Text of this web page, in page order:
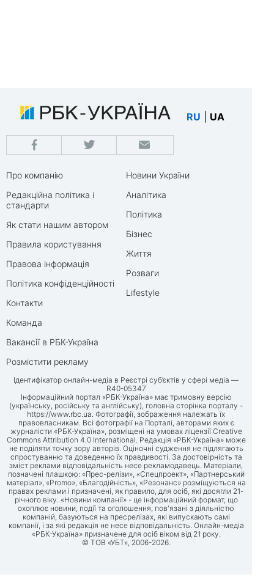
RU UA
Про компанію
Редакційна політика і
стандарти
Як стати нашим автором
Правила користування
Правова інформація
Політика конфіденційності
Контакти
Команда
Вакансії в РБК-Україна
Розмістити рекламу
Новини України
Аналітика
Політика
Бізнес
Життя
Розваги
Lifestyle
Ідентифікатор онлайн-медіа в Реєстрі суб’єктів у сфері медіа —
R40-05347
Інформаційний портал «РБК-Україна» має тримовну версію
(українську, російську та англійську), головна сторінка порталу -
https://www.rbc.ua. Фотографії, зображення належать їх
правовласникам. Всі фотографії на Порталі, авторами яких є
журналісти «РБК-Україна», розміщені на умовах ліцензії Creative
Commons Attribution 4.0 International. Редакція «РБК-Україна» може
не поділяти точку зору авторів. Оціночні судження не підлягають
спростуванню та доведенню їх правдивості. За достовірність та
зміст реклами відповідальність несе рекламодавець. Матеріали,
позначені плашкою: «Прес-релізи», «Спецпроект», «Партнерський
матеріал», «Promo», «Благодійність», «Резонанс» розміщуються на
правах реклами і призначені, як правило, для осіб, які досягли 21-
річного віку. «Новини компанії» - це інформаційний формат, що
охоплює новини, події та оголошення, пов'язані з діяльністю
компаній, базуються на пресрелізах, які випускають самі
компанії, і за які редакція не несе відповідальність. Онлайн-медіа
«РБК-Україна» призначене для осіб віком від 21 року.
© ТОВ «УБТ», 2006-2026.